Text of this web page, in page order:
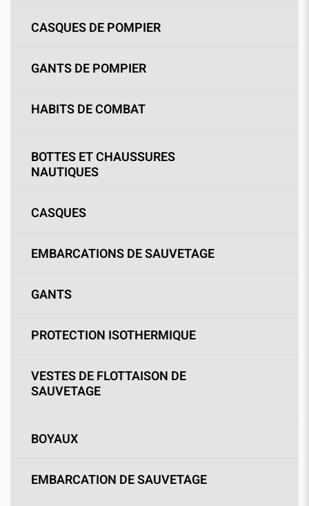
CASQUES DE POMPIER
GANTS DE POMPIER
HABITS DE COMBAT
BOTTES ET CHAUSSURES
NAUTIQUES
CASQUES
EMBARCATIONS DE SAUVETAGE
GANTS
PROTECTION ISOTHERMIQUE
VESTES DE FLOTTAISON DE
SAUVETAGE
BOYAUX
EMBARCATION DE SAUVETAGE